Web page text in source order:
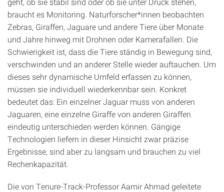
braucht es Monitoring. Naturforscher*innen beobachten
Zebras, Giraffen, Jaguare und andere Tiere über Monate
und Jahre hinweg mit Drohnen oder Kamerafallen. Die
Schwierigkeit ist, dass die Tiere ständig in Bewegung sind,
verschwinden und an anderer Stelle wieder auftauchen. Um
dieses sehr dynamische Umfeld erfassen zu können,
müssen sie individuell wiederkennbar sein. Konkret
bedeutet das: Ein einzelner Jaguar muss von anderen
Jaguaren, eine einzelne Giraffe von anderen Giraffen
eindeutig unterschieden werden können. Gängige
Technologien liefern in dieser Hinsicht zwar präzise
Ergebnisse, sind aber zu langsam und brauchen zu viel
Rechenkapazität.
Die von Tenure-Track-Professor Aamir Ahmad geleitete